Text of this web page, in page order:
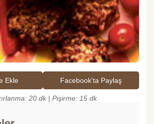
Ekle Facebook'ta Paylaş
20 dk | Pişirme: 15 dk